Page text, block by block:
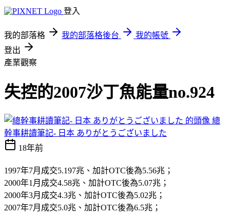
登入
我的部落格 我的部落格後台
我的帳號
登出
產業觀察
失控的2007沙丁魚能量no.924
總
幹事耕讀筆記- 日本 ありがとうございました
18年前
1997年7月成交5.197兆、加計OTC後為5.56兆；
2000年1月成交4.58兆、加計OTC後為5.07兆；
2000年3月成交4.3兆、加計OTC後為5.02兆；
2007年7月成交5.0兆、加計OTC後為6.5兆；